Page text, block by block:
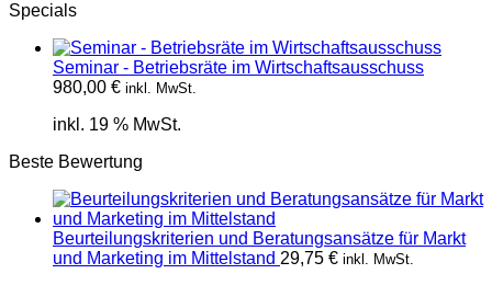
Specials
Seminar - Betriebsräte im Wirtschaftsausschuss
980,00 € inkl. MwSt.
inkl. 19 % MwSt.
Beste Bewertung
Beurteilungskriterien und Beratungsansätze für Markt
und Marketing im Mittelstand 29,75 € inkl. MwSt.